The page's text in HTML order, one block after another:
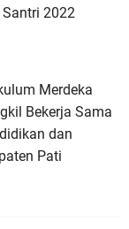
2022
Merdeka
Bekerja Sama
dan
Pati